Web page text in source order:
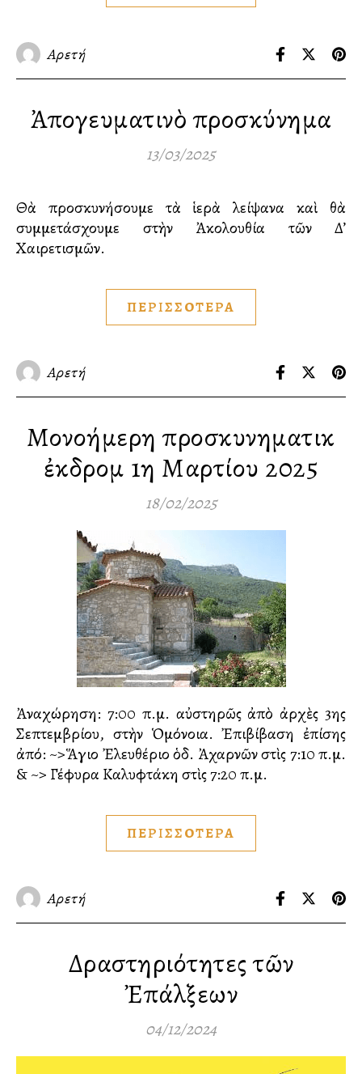
Αρετή
Ἀπογευματινὸ προσκύνημα
13/03/2025
Θὰ προσκυνήσουμε τὰ ἱερὰ λείψανα καὶ θὰ
συμμετάσχουμε στὴν Ἀκολουθία τῶν Δ’
Χαιρετισμῶν.
ΠΕΡΙΣΣΟΤΕΡΑ
Αρετή
Μονοήμερη προσκυνηματικὴ
ἐκδρομὴ 1η Μαρτίου 2025
18/02/2025
Ἀναχώρηση: 7:00 π.μ. αὐστηρῶς ἀπὸ ἀρχὲς 3ης
Σεπτεμβρίου, στὴν Ὁμόνοια. Ἐπιβίβαση ἐπίσης
ἀπό: ~>Ἅγιο Ἐλευθέριο ὁδ. Ἀχαρνῶν στὶς 7:10 π.μ.
& ~> Γέφυρα Καλυφτάκη στὶς 7:20 π.μ.
ΠΕΡΙΣΣΟΤΕΡΑ
Αρετή
Δραστηριότητες τῶν
Ἐπάλξεων
04/12/2024